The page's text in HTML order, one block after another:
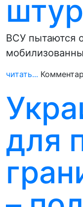
ВСУ пытаются
читать...
для